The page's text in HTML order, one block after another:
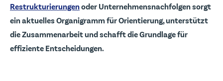
Restrukturierungenoder Unternehmensnachfolgen sorgt
ein aktuelles Organigramm für Orientierung, unterstützt
die Zusammenarbeit und schafft die Grundlage für
effiziente Entscheidungen.